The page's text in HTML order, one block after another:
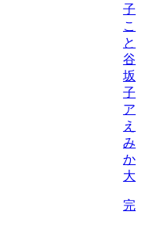
子/
こ
と
谷
坂
子/
ア
え
み/
か
大
完